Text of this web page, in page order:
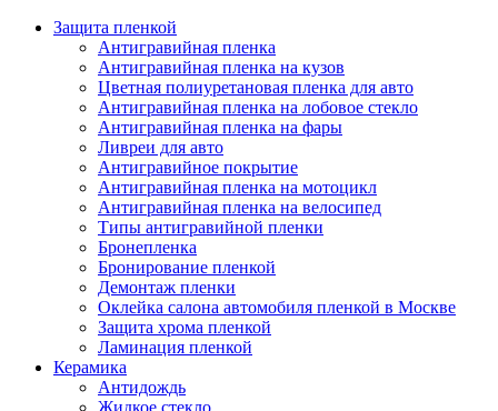
Защита пленкой
Антигравийная пленка
Антигравийная пленка на кузов
Цветная полиуретановая пленка для авто
Антигравийная пленка на лобовое стекло
Антигравийная пленка на фары
Ливреи для авто
Антигравийное покрытие
Антигравийная пленка на мотоцикл
Антигравийная пленка на велосипед
Типы антигравийной пленки
Бронепленка
Бронирование пленкой
Демонтаж пленки
Оклейка салона автомобиля пленкой в Москве
Защита хрома пленкой
Ламинация пленкой
Керамика
Антидождь
Жидкое стекло